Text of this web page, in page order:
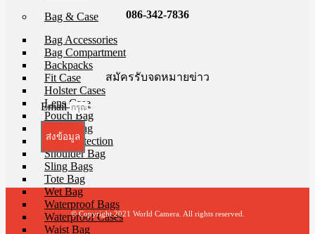
Bag & Case
Bag Accessories
Bag Compartment
Backpacks
Fit Case
Holster Cases
Lens Case
Pouch Bag
Roller Bag
Rain Protection
Shoulder Bag
Sling Bags
Tote Bag
Wet Bag
Waterproof Bags
Waterproof Cases
Waist Bag
086-342-7836
สมัครรับจดหมายข่าว
Email
ส่งข้อมูล
© Copyright 2021 World Camera. All rights reserved.